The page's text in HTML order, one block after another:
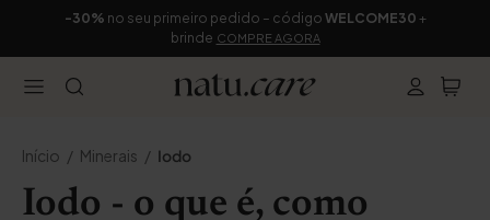
-30% no seu primeiro pedido – código WELCOME30 +
brinde COMPRE AGORA
Início Minerais Iodo
Iodo - o que é, como